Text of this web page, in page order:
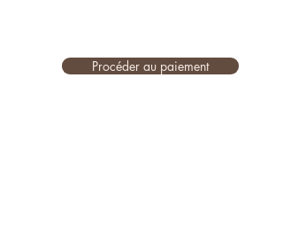
Procéder au paiement